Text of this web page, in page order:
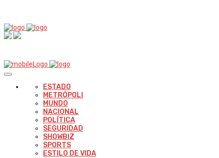
ESTADO
METRÓPOLI
MUNDO
NACIONAL
POLÍTICA
SEGURIDAD
SHOWBIZ
SPORTS
ESTILO DE VIDA